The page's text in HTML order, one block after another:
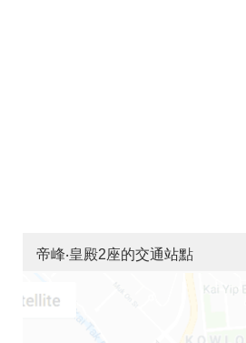
帝峰‧皇殿2座的交通站點